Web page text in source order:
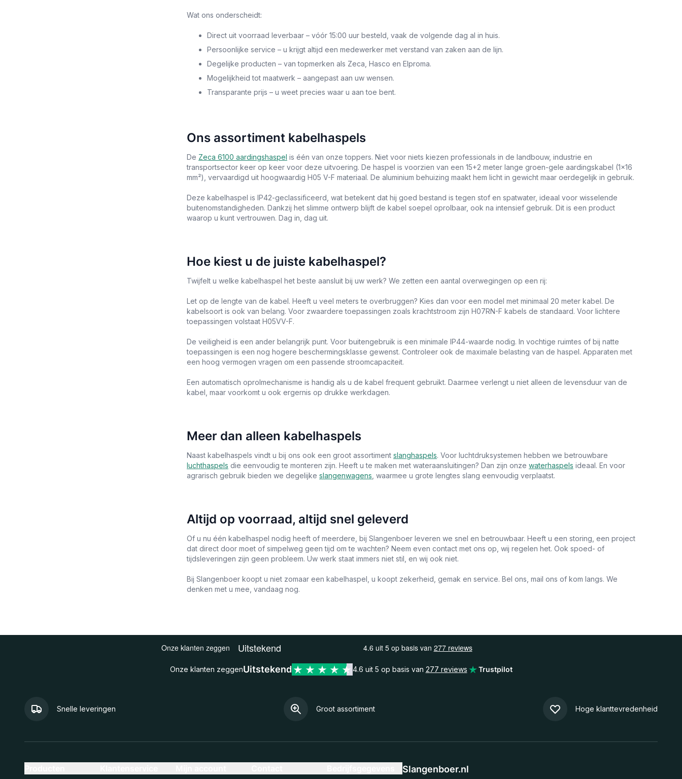
Wat ons onderscheidt:
Direct uit voorraad leverbaar – vóór 15:00 uur besteld, vaak de volgende dag al in huis.
Persoonlijke service – u krijgt altijd een medewerker met verstand van zaken aan de lijn.
Degelijke producten – van topmerken als Zeca, Hasco en Elproma.
Mogelijkheid tot maatwerk – aangepast aan uw wensen.
Transparante prijs – u weet precies waar u aan toe bent.
Ons assortiment kabelhaspels
De Zeca 6100 aardingshaspel is één van onze toppers. Niet voor niets kiezen professionals in de landbouw, industrie en
transportsector keer op keer voor deze uitvoering. De haspel is voorzien van een 15+2 meter lange groen-gele aardingskabel (1x16
mm²), vervaardigd uit hoogwaardig H05 V-F materiaal. De aluminium behuizing maakt hem licht in gewicht maar oerdegelijk in gebruik.
Deze kabelhaspel is IP42-geclassificeerd, wat betekent dat hij goed bestand is tegen stof en spatwater, ideaal voor wisselende
buitenomstandigheden. Dankzij het slimme ontwerp blijft de kabel soepel oprolbaar, ook na intensief gebruik. Dit is een product
waarop u kunt vertrouwen. Dag in, dag uit.
Hoe kiest u de juiste kabelhaspel?
Twijfelt u welke kabelhaspel het beste aansluit bij uw werk? We zetten een aantal overwegingen op een rij:
Let op de lengte van de kabel. Heeft u veel meters te overbruggen? Kies dan voor een model met minimaal 20 meter kabel. De
kabelsoort is ook van belang. Voor zwaardere toepassingen zoals krachtstroom zijn H07RN-F kabels de standaard. Voor lichtere
toepassingen volstaat H05VV-F.
De veiligheid is een ander belangrijk punt. Voor buitengebruik is een minimale IP44-waarde nodig. In vochtige ruimtes of bij natte
toepassingen is een nog hogere beschermingsklasse gewenst. Controleer ook de maximale belasting van de haspel. Apparaten met
een hoog vermogen vragen om een passende stroomcapaciteit.
Een automatisch oprolmechanisme is handig als u de kabel frequent gebruikt. Daarmee verlengt u niet alleen de levensduur van de
kabel, maar voorkomt u ook ergernis op drukke werkdagen.
Meer dan alleen kabelhaspels
Naast kabelhaspels vindt u bij ons ook een groot assortiment slanghaspels. Voor luchtdruksystemen hebben we betrouwbare
luchthaspels die eenvoudig te monteren zijn. Heeft u te maken met wateraansluitingen? Dan zijn onze waterhaspels ideaal. En voor
agrarisch gebruik bieden we degelijke slangenwagens, waarmee u grote lengtes slang eenvoudig verplaatst.
Altijd op voorraad, altijd snel geleverd
Of u nu één kabelhaspel nodig heeft of meerdere, bij Slangenboer leveren we snel en betrouwbaar. Heeft u een storing, een project
dat direct door moet of simpelweg geen tijd om te wachten? Neem even contact met ons op, wij regelen het. Ook spoed- of
tijdsleveringen zijn geen probleem. Uw werk staat immers niet stil, en wij ook niet.
Bij Slangenboer koopt u niet zomaar een kabelhaspel, u koopt zekerheid, gemak en service. Bel ons, mail ons of kom langs. We
denken met u mee, vandaag nog.
Onze klanten zeggenUitstekend 4.6 uit 5 op basis van 277 reviews Trustpilot
Snelle leveringen Groot assortiment Hoge klanttevredenheid
Slangenboer.nl